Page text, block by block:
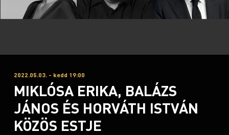
2022.05.03. - kedd 19:00
MIKLÓSA ERIKA, BALÁZS
JÁNOS ÉS HORVÁTH ISTVÁN
KÖZÖS ESTJE